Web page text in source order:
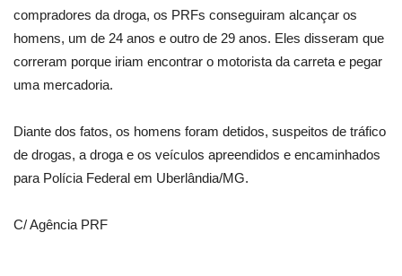
compradores da droga, os PRFs conseguiram alcançar os
homens, um de 24 anos e outro de 29 anos. Eles disseram que
correram porque iriam encontrar o motorista da carreta e pegar
uma mercadoria.
Diante dos fatos, os homens foram detidos, suspeitos de tráfico
de drogas, a droga e os veículos apreendidos e encaminhados
para Polícia Federal em Uberlândia/MG.
C/ Agência PRF